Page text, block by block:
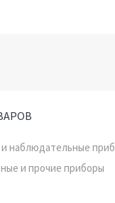
наблюдательные
и прочие приборы